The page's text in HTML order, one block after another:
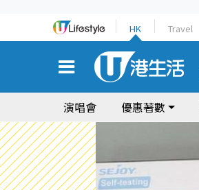
HK Travel
演唱會 優惠著數